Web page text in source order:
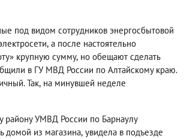
под видом сотрудников энергосбытовой
, а после настоятельно
крупную сумму, но обещают сделать
в ГУ МВД России по Алтайскому краю.
Так, на минувшей неделе
району УМВД России по Барнаулу
домой из магазина, увидела в подъезде